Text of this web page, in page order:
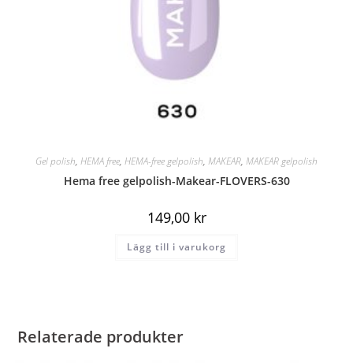
Gel polish, HEMA free, HEMA-free gelpolish, MAKEAR, MAKEAR gelpolish
Hema free gelpolish-Makear-FLOVERS-630
149,00 kr
Lägg till i varukorg
Relaterade produkter